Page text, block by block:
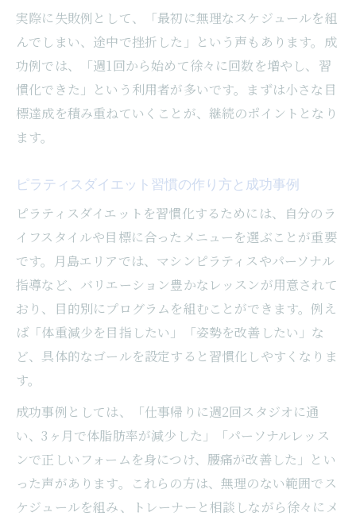
実際に失敗例として、「最初に無理なスケジュールを組
んでしまい、途中で挫折した」という声もあります。成
功例では、「週1回から始めて徐々に回数を増やし、習
慣化できた」という利用者が多いです。まずは小さな目
標達成を積み重ねていくことが、継続のポイントとなり
ます。
ピラティスダイエット習慣の作り方と成功事例
ピラティスダイエットを習慣化するためには、自分のラ
イフスタイルや目標に合ったメニューを選ぶことが重要
です。月島エリアでは、マシンピラティスやパーソナル
指導など、バリエーション豊かなレッスンが用意されて
おり、目的別にプログラムを組むことができます。例え
ば「体重減少を目指したい」「姿勢を改善したい」な
ど、具体的なゴールを設定すると習慣化しやすくなりま
す。
成功事例としては、「仕事帰りに週2回スタジオに通
い、3ヶ月で体脂肪率が減少した」「パーソナルレッス
ンで正しいフォームを身につけ、腰痛が改善した」とい
った声があります。これらの方は、無理のない範囲でス
ケジュールを組み、トレーナーと相談しながら徐々にメ